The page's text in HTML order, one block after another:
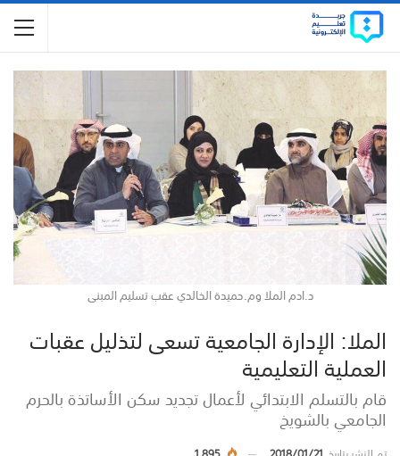
د.ادم الملا وم.حميدة الخالدي عقب تسليم المبنى
الملا: الإدارة الجامعية تسعى لتذليل عقبات
العملية التعليمية
قام بالتسلم الابتدائي لأعمال تجديد سكن الأساتذة بالحرم
الجامعي بالشويخ